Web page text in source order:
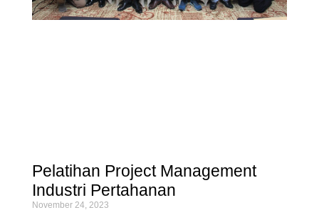
Pelatihan Project Management
Industri Pertahanan
November 24, 2023